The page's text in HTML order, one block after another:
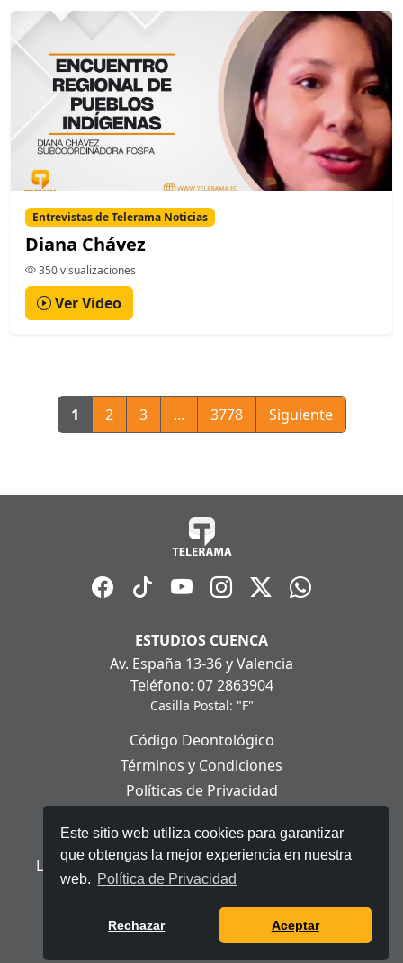
Este sitio web utiliza cookies para garantizar
que obtengas la mejor experiencia en nuestra
web. Política de Privacidad
Rechazar Aceptar
Entrevistas de Telerama Noticias
Diana Chávez
350 visualizaciones
Ver Video
1 2 3 ... 3778 Siguiente
ESTUDIOS CUENCA
Av. España 13-36 y Valencia
Teléfono: 07 2863904
Casilla Postal: "F"
Código Deontológico
Términos y Condiciones
Políticas de Privacidad
Aviso Legal
Ley Orgánica de Protección de Datos Personales
© 2025 Telerama - Todos los derechos reservados.